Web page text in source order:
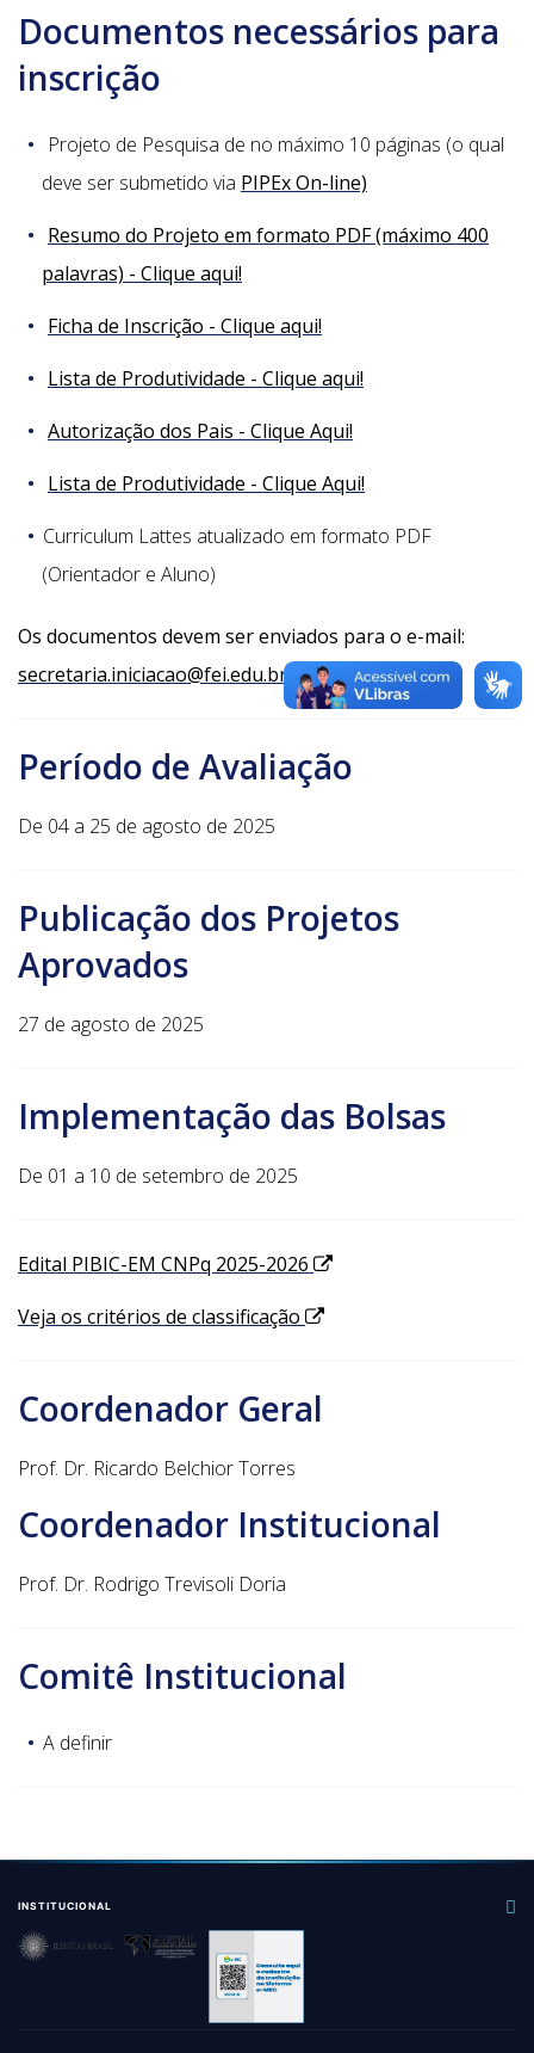
Documentos necessários para
inscrição
Projeto de Pesquisa de no máximo 10 páginas (o qual
deve ser submetido via PIPEx On-line)
Resumo do Projeto em formato PDF (máximo 400
palavras) - Clique aqui!
Ficha de Inscrição - Clique aqui!
Lista de Produtividade - Clique aqui!
Autorização dos Pais - Clique Aqui!
Lista de Produtividade - Clique Aqui!
Curriculum Lattes atualizado em formato PDF
(Orientador e Aluno)
Os documentos devem ser enviados para o e-mail:
secretaria.iniciacao@fei.edu.br
Período de Avaliação
De 04 a 25 de agosto de 2025
Publicação dos Projetos
Aprovados
27 de agosto de 2025
Implementação das Bolsas
De 01 a 10 de setembro de 2025
Edital PIBIC-EM CNPq 2025-2026
Veja os critérios de classificação
Coordenador Geral
Prof. Dr. Ricardo Belchior Torres
Coordenador Institucional
Prof. Dr. Rodrigo Trevisoli Doria
Comitê Institucional
A definir
INSTITUCIONAL